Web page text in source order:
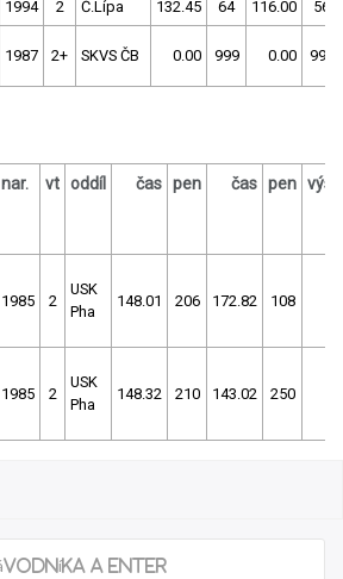
1994 2 Č.Lípa 132.45 64 116.00 56
1987 2+ SKVS ČB 0.00 999 0.00 999
nar. vt oddíl čas pen čas pen
1985 2
USK
Pha
148.01 206 172.82 108
1985 2
USK
Pha
148.32 210 143.02 250